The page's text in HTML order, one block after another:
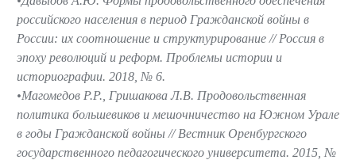
российского населения в период Гражданской войны в
России: их соотношение и структурирование // Россия в
эпоху революций и реформ. Проблемы истории и
историографии. 2018, № 6.
Магомедов Р.Р., Гришакова Л.В. Продовольственная
политика большевиков и мешочничество на Южном Урале
в годы Гражданской войны // Вестник Оренбургского
государственного педагогического университета. 2015, №